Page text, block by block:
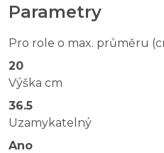
Parametry
Pro role o max. průměru
20
Výška cm
36.5
Uzamykatelný
Ano